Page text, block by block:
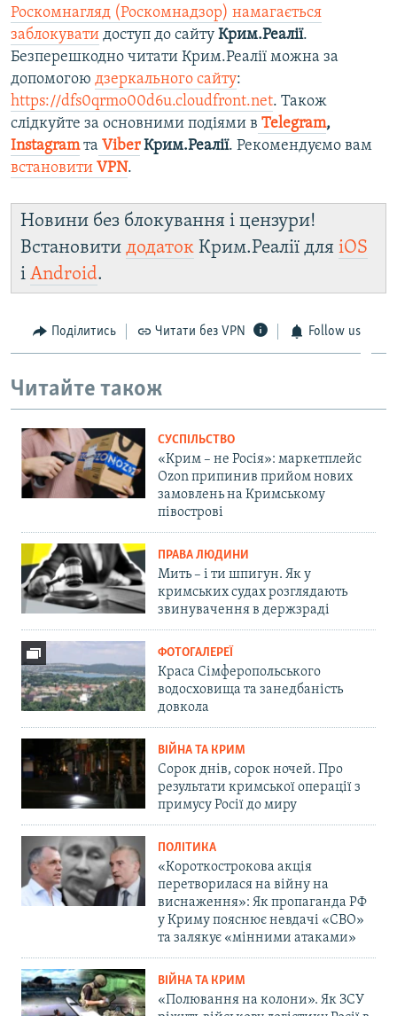
Роскомнагляд (Роскомнадзор) намагається
заблокувати доступ до сайту Крим.Реалії.
Безперешкодно читати Крим.Реалії можна за
допомогою дзеркального сайту:
https://dfs0qrmo00d6u.cloudfront.net. Також
слідкуйте за основними подіями в Telegram,
Instagramта ViberКрим.Реалії. Рекомендуємо вам
встановити VPN.
Новини без блокування і цензури!
Встановити додаток Крим.Реалії для iOS
і Android.
Поділитись Читати без VPN Follow us
Читайте також
СУСПІЛЬСТВО
«Крим – не Росія»: маркетплейс
Ozon припинив прийом нових
замовлень на Кримському
півострові
ПРАВА ЛЮДИНИ
Мить – і ти шпигун. Як у
кримських судах розглядають
звинувачення в держзраді
ФОТОГАЛЕРЕЇ
Краса Сімферопольського
водосховища та занедбаність
довкола
ВІЙНА ТА КРИМ
Сорок днів, сорок ночей. Про
результати кримської операції з
примусу Росії до миру
ПОЛІТИКА
«Короткострокова акція
перетворилася на війну на
виснаження»: Як пропаганда РФ
у Криму пояснює невдачі «СВО»
та залякує «мінними атаками»
ВІЙНА ТА КРИМ
«Полювання на колони». Як ЗСУ